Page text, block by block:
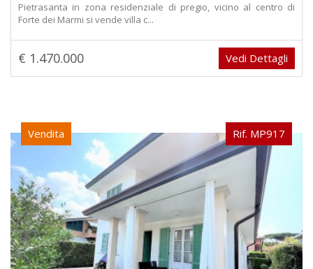
Pietrasanta in zona residenziale di pregio, vicino al centro di
Forte dei Marmi si vende villa c...
€ 1.470.000 Vedi Dettagli
Vendita Rif. MP917